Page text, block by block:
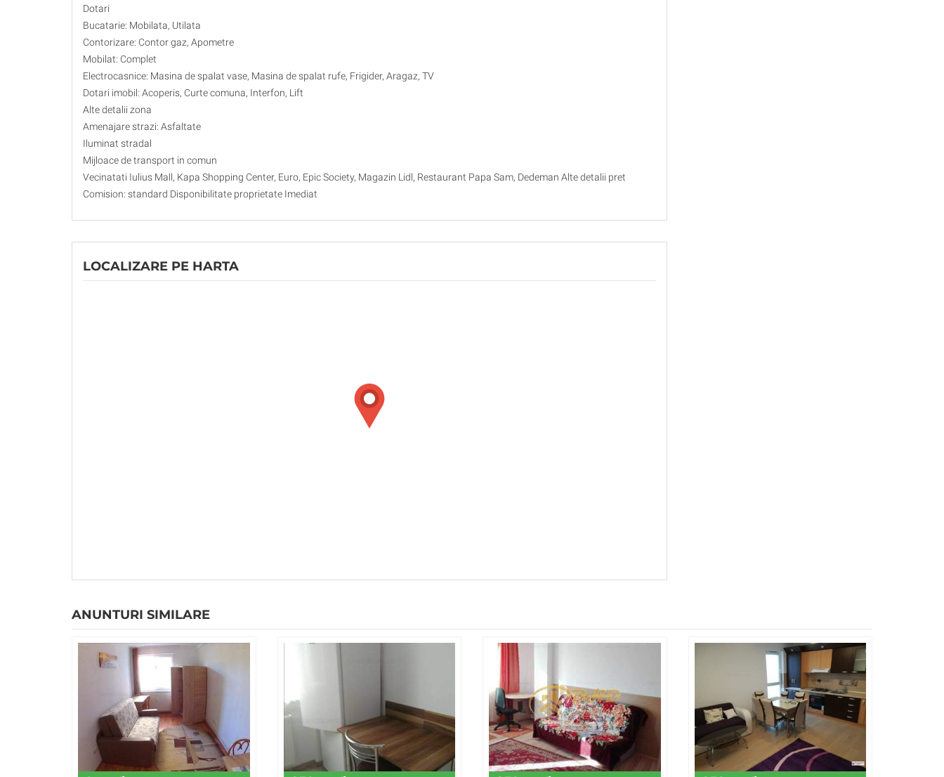
Dotari
Bucatarie: Mobilata, Utilata
Contorizare: Contor gaz, Apometre
Mobilat: Complet
Electrocasnice: Masina de spalat vase, Masina de spalat rufe, Frigider, Aragaz, TV
Dotari imobil: Acoperis, Curte comuna, Interfon, Lift
Alte detalii zona
Amenajare strazi: Asfaltate
Iluminat stradal
Mijloace de transport in comun
Vecinatati Iulius Mall, Kapa Shopping Center, Euro, Epic Society, Magazin Lidl, Restaurant Papa Sam, Dedeman Alte detalii pret
Comision: standard Disponibilitate proprietate Imediat
LOCALIZARE PE HARTA
ANUNTURI SIMILARE